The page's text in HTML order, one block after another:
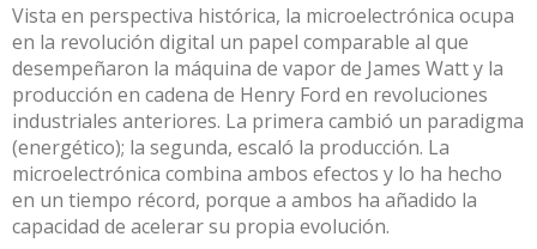
Vista en perspectiva histórica, la microelectrónica ocupa
en la revolución digital un papel comparable al que
desempeñaron la máquina de vapor de James Watt y la
producción en cadena de Henry Ford en revoluciones
industriales anteriores. La primera cambió un paradigma
(energético); la segunda, escaló la producción. La
microelectrónica combina ambos efectos y lo ha hecho
en un tiempo récord, porque a ambos ha añadido la
capacidad de acelerar su propia evolución.